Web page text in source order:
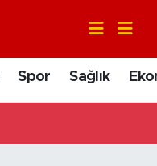
Spor Sağlık